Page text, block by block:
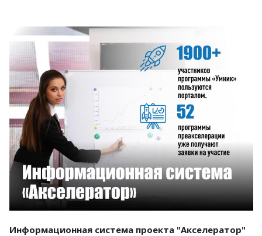
Смотреть проект
Информационная система проекта "Акселератор"